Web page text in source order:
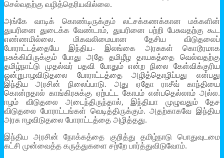
செல்வதற்கு வழித்தெரியவில்லை.
அங்கே வாடிக் கொண்டிருக்கும் லட்சக்கணக்கான மக்களின்
துயரினை துடைக்க வேண்டாம், துயரினை பற்றி பேசுவதற்கு கூட
எண்ணமில்லை. மிகவலிமையான தேசிய விடுதலைப்
போராட்டத்தையே இந்திய- இலங்கை அரசுகள் கொடூரமாக
நசுக்கியிருக்கும் போது அதே தமிழீழ தாயகத்தை வெல்வதற்கு
தமிழ்நாட்டு முதல்வர் பதவி போதும் என்ற நிலை கேள்விக்குரிய
ஓன்று.ஈழவிடுதலை போராட்டத்தை அழித்தொழிப்பது என்பது
இந்திய அரசின் நிலைப்பாடு. அது ஏதோ ராசீவ் காந்தியை
கொன்றதால் காங்கிரசுக்கு ஏற்பட்ட கோபம் என்பதெல்லாம் அல்ல.
ஈழம் விடுதலை அடைந்திருந்தால், இந்தியா முழுவதும் தேச
விடுதலை போராட்டங்கள் வெடித்திருக்கும். அதற்காகவே இந்திய
அரசு ஈழவிடுதலை போராட்டத்தை அழித்தது.
இந்திய அரசின் நோக்கத்தை குறித்து தமிழ்நாடு பொதுவுடமை
கட்சி முன்வைத்த கருத்துகளை சற்றே பார்த்துவிடுவோம்.